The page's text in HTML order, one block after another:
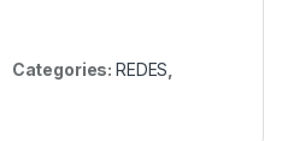
Categories: REDES,